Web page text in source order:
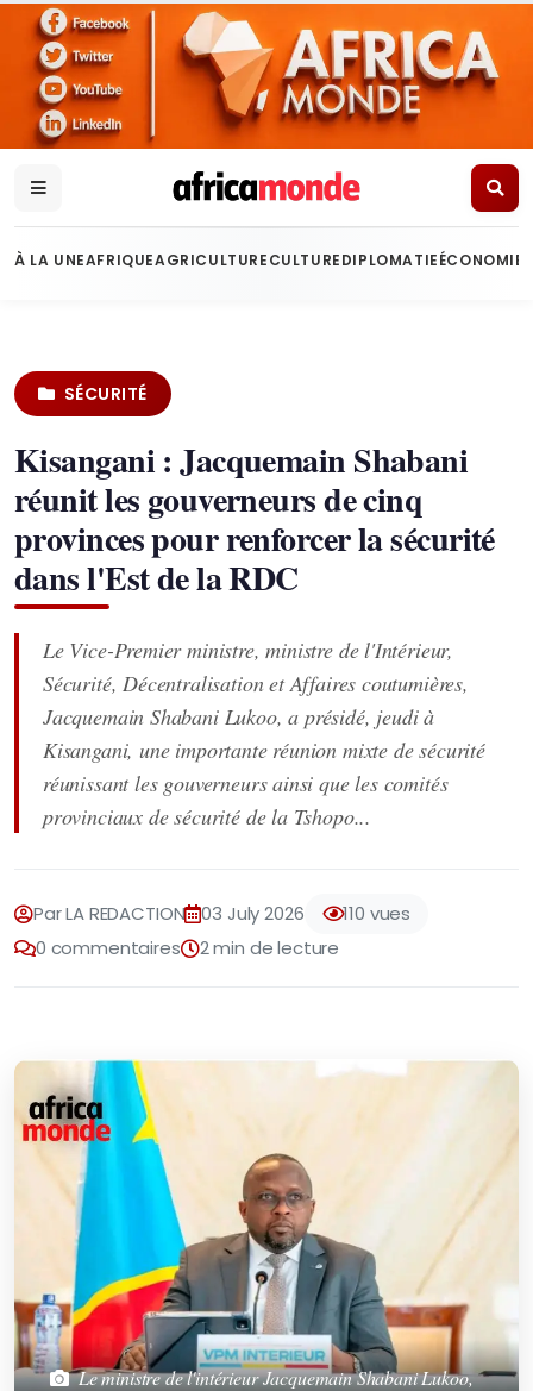
À LA UNEAFRIQUEAGRICULTURECULTUREDIPLOMATIEÉCONOMIE
SÉCURITÉ
Kisangani : Jacquemain Shabani
réunit les gouverneurs de cinq
provinces pour renforcer la sécurité
dans l'Est de la RDC
Le Vice-Premier ministre, ministre de l'Intérieur,
Sécurité, Décentralisation et Affaires coutumières,
Jacquemain Shabani Lukoo, a présidé, jeudi à
Kisangani, une importante réunion mixte de sécurité
réunissant les gouverneurs ainsi que les comités
provinciaux de sécurité de la Tshopo...
Par LA REDACTION 03 July 2026
110 vues
0 commentaires
2 min de lecture
Le ministre de l'intérieur Jacquemain Shabani Lukoo,